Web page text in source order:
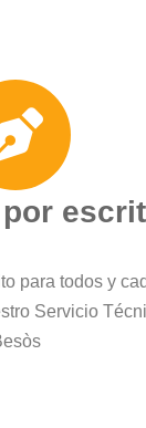
para todos y
Servicio